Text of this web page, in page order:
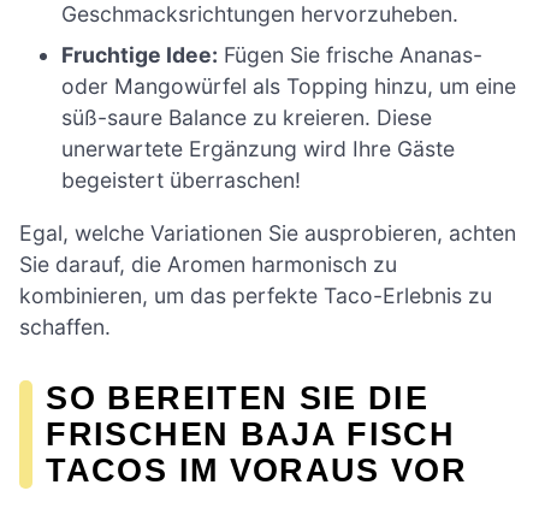
Geschmacksrichtungen hervorzuheben.
Fruchtige Idee: Fügen Sie frische Ananas-
oder Mangowürfel als Topping hinzu, um eine
süß-saure Balance zu kreieren. Diese
unerwartete Ergänzung wird Ihre Gäste
begeistert überraschen!
Egal, welche Variationen Sie ausprobieren, achten
Sie darauf, die Aromen harmonisch zu
kombinieren, um das perfekte Taco-Erlebnis zu
schaffen.
SO BEREITEN SIE DIE
FRISCHEN BAJA FISCH
TACOS IM VORAUS VOR